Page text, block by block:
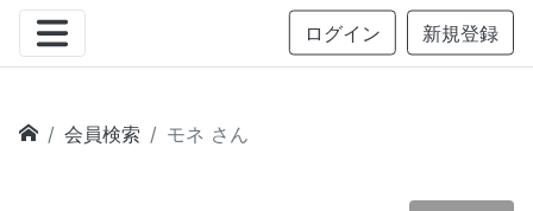
ログイン 新規登録
会員検索 モネ さん